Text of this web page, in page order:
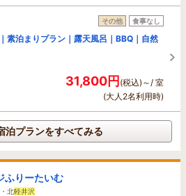
その他 食事なし
素泊まりプラン｜露天風呂｜BBQ｜自然
31,800円(税込)～/ 室
(大人2名利用時)
泊プランをすべてみる
ふりーたいむ
北軽井沢